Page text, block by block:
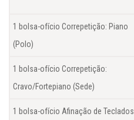
1 bolsa-ofício Correpetição: Piano
(Polo)
1 bolsa-ofício Correpetição:
Cravo/Fortepiano (Sede)
1 bolsa-ofício Afinação de Teclados